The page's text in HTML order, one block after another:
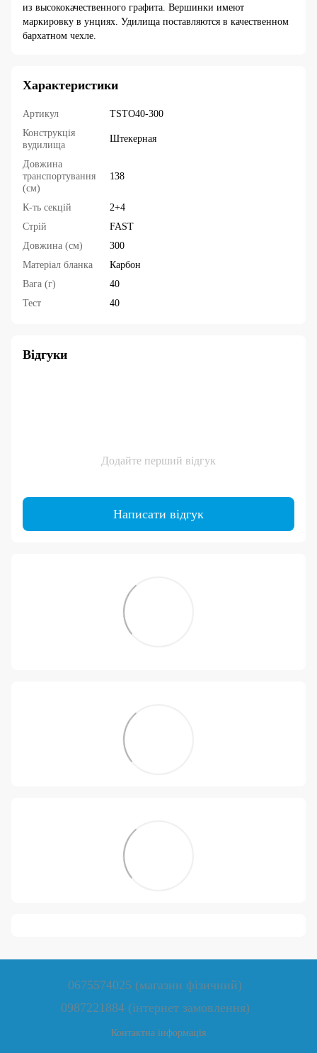
из высококачественного графита. Вершинки имеют
маркировку в унциях. Удилища поставляются в качественном
бархатном чехле.
Характеристики
Артикул
TSTO40-300
Конструкція
вудилища
Штекерная
Довжина
транспортування
(см)
138
К-ть секцій
2+4
Стрій
FAST
Довжина (см)
300
Матеріал бланка
Карбон
Вага (г)
40
Тест
40
Відгуки
Додайте перший відгук
Написати відгук
0675574025 (магазин фізичний)
0987221884 (інтернет замовлення)
Контактна інформація